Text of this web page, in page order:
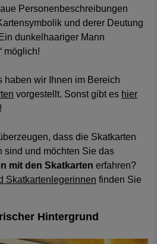
Personenbeschreibungen
und derer Deutung
dunkelhaariger Mann
möglich!
haben wir Ihnen im Bereich
vorgestellt. Sonst gibt es hier
!
dass die Skatkarten
sind und möchten Sie das
mit den Skatkarten erfahren?
Skatkartenlegerinnen finden Sie
Hintergrund